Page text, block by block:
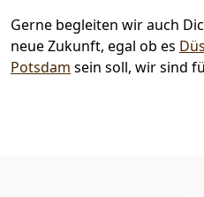
Gerne begleiten wir auch
neue Zukunft, egal ob es
Potsdam sein soll, wir sind